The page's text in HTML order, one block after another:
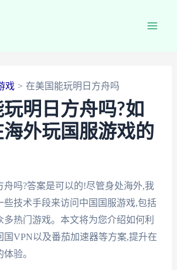
戏 在美国能玩明日方舟吗
明日方舟吗?如
外玩国服游戏的
舟吗?答案是可以的!尽管身处海外,我
些技术手段来访问中国国服游戏,包括
多热门游戏。本文将为您介绍如何利
国VPN以及番茄加速器等方案,提升在
验。